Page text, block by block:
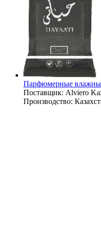
Парфюмерные
Поставщик: Alviero
Производство: